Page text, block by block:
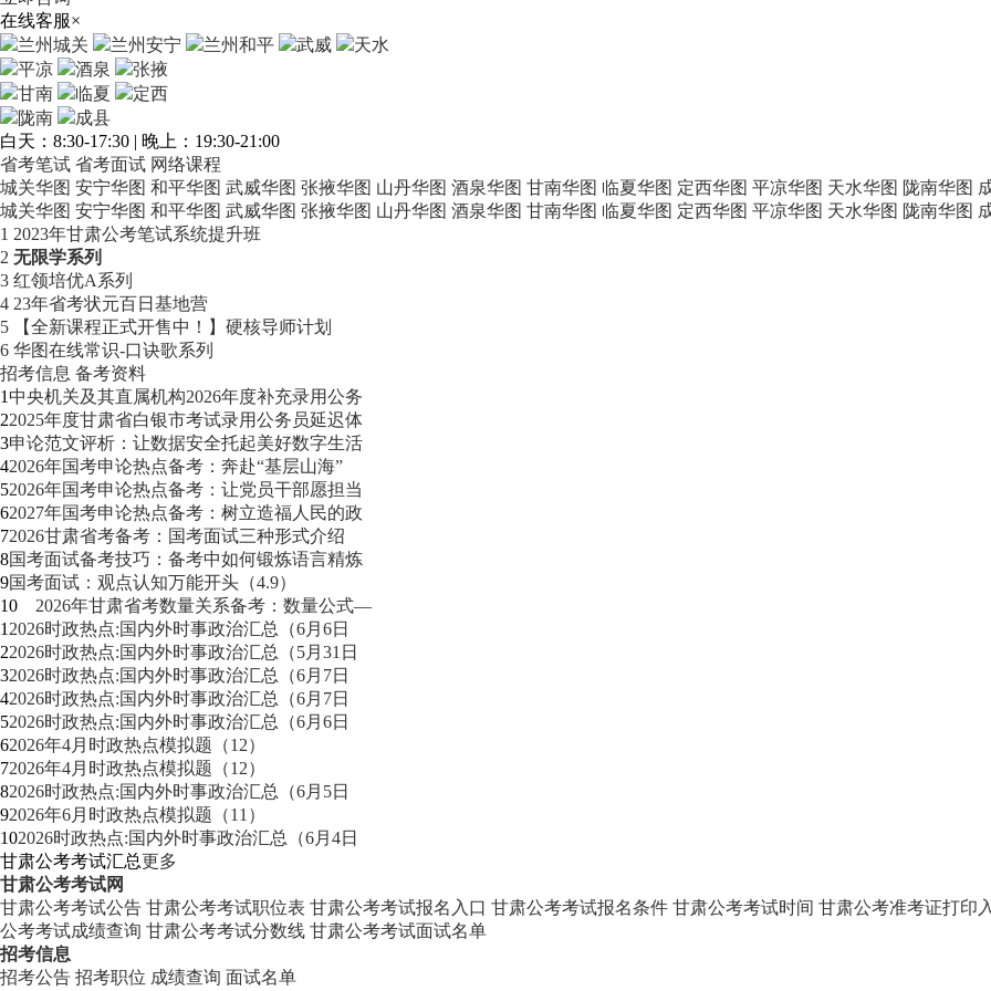
在线客服×
兰州城关
兰州安宁 兰州和平 武威
天水
平凉
酒泉
张掖
甘南
临夏
定西
陇南
成县
白天：8:30-17:30 | 晚上：19:30-21:00
省考笔试 省考面试 网络课程
城关华图 安宁华图 和平华图 武威华图 张掖华图 山丹华图 酒泉华图 甘南华图 临夏华图 定西华图 平凉华图 天水华图 陇南华图
城关华图 安宁华图 和平华图 武威华图 张掖华图 山丹华图 酒泉华图 甘南华图 临夏华图 定西华图 平凉华图 天水华图 陇南华图
1 2023年甘肃公考笔试系统提升班
2 无限学系列
3 红领培优A系列
4 23年省考状元百日基地营
5 【全新课程正式开售中！】硬核导师计划
6 华图在线常识-口诀歌系列
招考信息 备考资料
1 中央机关及其直属机构2026年度补充录用公务
22025年度甘肃省白银市考试录用公务员延迟体
3申论范文评析：让数据安全托起美好数字生活
42026年国考申论热点备考：奔赴“基层山海”
52026年国考申论热点备考：让党员干部愿担当
62027年国考申论热点备考：树立造福人民的政
72026甘肃省考备考：国考面试三种形式介绍
8国考面试备考技巧：备考中如何锻炼语言精炼
9国考面试：观点认知万能开头（4.9）
10 2026年甘肃省考数量关系备考：数量公式—
1 2026时政热点:国内外时事政治汇总（6月6日
22026时政热点:国内外时事政治汇总（5月31日
32026时政热点:国内外时事政治汇总（6月7日
42026时政热点:国内外时事政治汇总（6月7日
52026时政热点:国内外时事政治汇总（6月6日
62026年4月时政热点模拟题（12）
72026年4月时政热点模拟题（12）
82026时政热点:国内外时事政治汇总（6月5日
92026年6月时政热点模拟题（11）
102026时政热点:国内外时事政治汇总（6月4日
甘肃公考考试汇总更多
甘肃公考考试网
甘肃公考考试公告 甘肃公考考试职位表 甘肃公考考试报名入口 甘肃公考考试报名条件 甘肃公考考试时间 甘肃公考准考证打印
公考考试成绩查询 甘肃公考考试分数线 甘肃公考考试面试名单
招考信息
招考公告 招考职位 成绩查询 面试名单